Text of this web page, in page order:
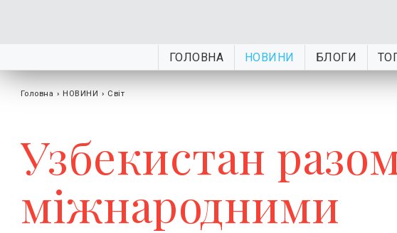
ГОЛОВНА НОВИНИ БЛОГИ
Головна › НОВИНИ › Світ
Узбекистан
міжнародними